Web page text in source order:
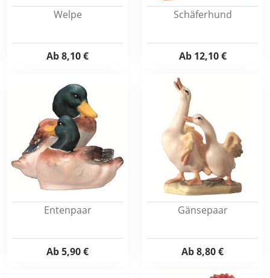
Welpe
Ab8,10 €
Schäferhund
Ab12,10 €
Entenpaar
Ab5,90 €
Gänsepaar
Ab8,80 €